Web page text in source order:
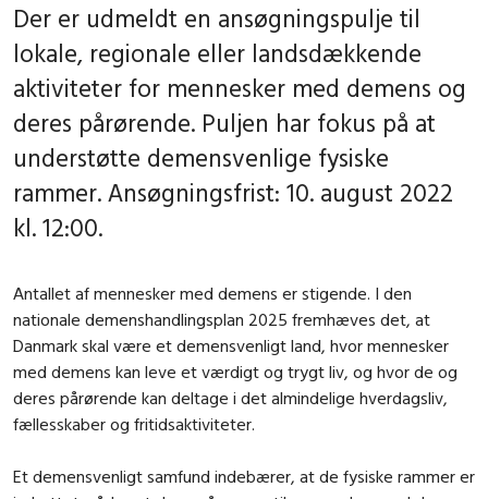
Der er udmeldt en ansøgningspulje til
lokale, regionale eller landsdækkende
aktiviteter for mennesker med demens og
deres pårørende. Puljen har fokus på at
understøtte demensvenlige fysiske
rammer. Ansøgningsfrist: 10. august 2022
kl. 12:00.
Antallet af mennesker med demens er stigende. I den
nationale demenshandlingsplan 2025 fremhæves det, at
Danmark skal være et demensvenligt land, hvor mennesker
med demens kan leve et værdigt og trygt liv, og hvor de og
deres pårørende kan deltage i det almindelige hverdagsliv,
fællesskaber og fritidsaktiviteter.
Et demensvenligt samfund indebærer, at de fysiske rammer er